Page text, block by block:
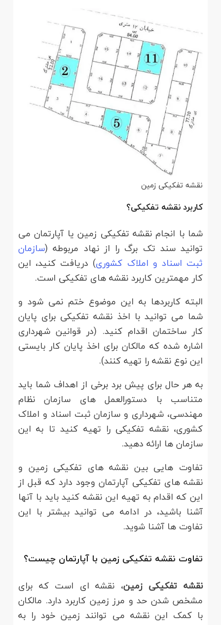
نقشه تفکیکی زمین
کاربرد نقشه تفکیکی؟
شما با انجام نقشه تفکیکی زمین یا آپارتمان می
توانید سند تک برگ را از نهاد مربوطه (سازمان
ثبت اسناد و املاک کشوری) دریافت کنید، این
کار مهمترین کاربرد نقشه های تفکیکی است.
البته کاربردها به این موضوع ختم نمی شود و
شما می توانید با اخذ نقشه تفکیکی برای پایان
کار ساختمان اقدام کنید. (در قوانین شهرداری
اشاره شده که مالکان برای اخذ پایان کار بایستی
این نوع نقشه را تهیه کنند).
به هر حال برای پیش برد برخی از اهداف شما باید
متناسب با دستورالعمل های سازمان نظام
مهندسی، شهرداری و سازمان ثبت اسناد و املاک
کشوری، نقشه تفکیکی را تهیه کنید تا به این
سازمان ها ارائه دهید.
تفاوت هایی بین نقشه های تفکیکی زمین و
نقشه های تفکیکی آپارتمان وجود دارد که قبل از
این که اقدام به تهیه این نقشه کنید باید با آنها
آشنا باشید، در ادامه می توانید بیشتر با این
تفاوت ها آشنا شوید.
تفاوت نقشه تفکیکی زمین با آپارتمان چیست؟
نقشه تفکیکی زمین، نقشه ای است که برای
مشخص شدن حد و مرز زمین کاربرد دارد. مالکان
با کمک این نقشه می توانند زمین خود را به